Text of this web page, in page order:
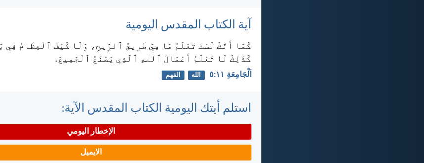
آية الكتاب المقدس اليومية
كَمَا أَنَّكَ لَسْتَ تَعْلَمُ مَا هِيَ طَرِيقُ ٱلرِّيحِ، وَلَا كَيْفَ ٱلْعِظَامُ فِي
كَذَلِكَ لَا تَعْلَمُ أَعْمَالَ ٱللهِ ٱلَّذِي يَصْنَعُ ٱلْجَمِيعَ.
اَلْجَامِعَةِ ١١:‏٥ الله الفهم
استلم أيتك اليومية الكتاب المقدس الآية:
الإخطار اليومي
الايميل